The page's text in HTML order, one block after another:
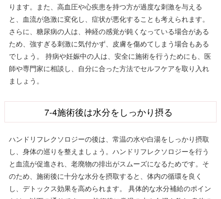
ります。また、高血圧や心疾患を持つ方が過度な刺激を与える
と、血流が急激に変化し、症状が悪化することも考えられます。
さらに、糖尿病の人は、神経の感覚が鈍くなっている場合がある
ため、強すぎる刺激に気付かず、皮膚を傷めてしまう場合もある
でしょう。 持病や妊娠中の人は、安全に施術を行うためにも、医
師や専門家に相談し、自分に合った方法でセルフケアを取り入れ
ましょう。
7-4施術後は水分をしっかり摂る
ハンドリフレクソロジーの後は、常温の水や白湯をしっかり摂取
し、身体の巡りを整えましょう。ハンドリフレクソロジーを行う
と血流が促進され、老廃物の排出がスムーズになるためです。そ
のため、施術後に十分な水分を摂取すると、体内の循環を良く
し、デトックス効果を高められます。 具体的な水分補給のポイン